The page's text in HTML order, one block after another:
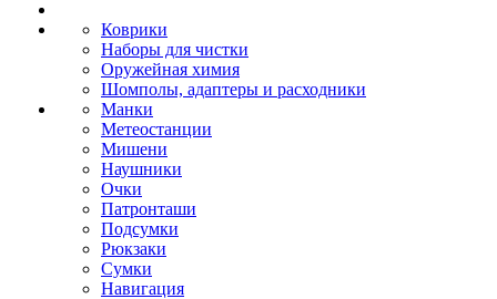
Коврики
Наборы для чистки
Оружейная химия
Шомполы, адаптеры и расходники
Манки
Метеостанции
Мишени
Наушники
Очки
Патронташи
Подсумки
Рюкзаки
Сумки
Навигация